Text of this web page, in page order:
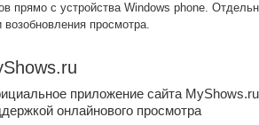
прямо с устройства Windows phone.
возобновления просмотра.
приложение сайта
онлайнового просмотра